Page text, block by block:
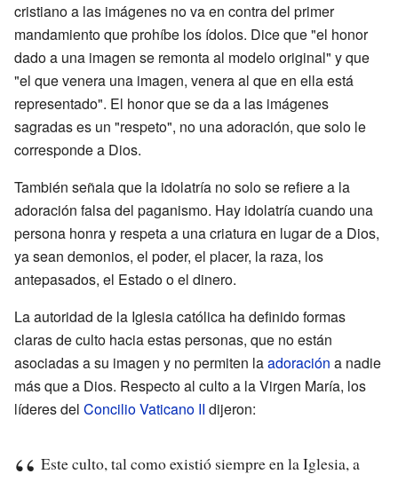
cristiano a las imágenes no va en contra del primer
mandamiento que prohíbe los ídolos. Dice que "el honor
dado a una imagen se remonta al modelo original" y que
"el que venera una imagen, venera al que en ella está
representado". El honor que se da a las imágenes
sagradas es un "respeto", no una adoración, que solo le
corresponde a Dios.
También señala que la idolatría no solo se refiere a la
adoración falsa del paganismo. Hay idolatría cuando una
persona honra y respeta a una criatura en lugar de a Dios,
ya sean demonios, el poder, el placer, la raza, los
antepasados, el Estado o el dinero.
La autoridad de la Iglesia católica ha definido formas
claras de culto hacia estas personas, que no están
asociadas a su imagen y no permiten laadoración a nadie
más que a Dios. Respecto al culto a la Virgen María, los
líderes del Concilio Vaticano II dijeron:
Este culto, tal como existió siempre en la Iglesia, a